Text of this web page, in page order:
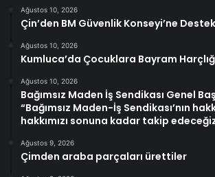
Ağustos 10, 2026
Çin’den BM Güvenlik Konseyi’ne Destek
Ağustos 10, 2026
Kumluca’da Çocuklara Bayram
Ağustos 10, 2026
Bağımsız Maden İş Sendikası Genel
“Bağımsız Maden-İş Sendikası’nın
hakkımızı sonuna kadar takip
Ağustos 9, 2026
Çimden araba parçaları ürettiler